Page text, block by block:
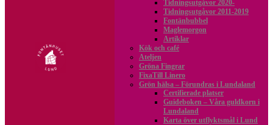
Tidningsutgåvor 2020-
Tidningsutgåvor 2011-2019
Fontänbubbel
Maglemorgon
Artiklar
Kök och café
Ateljen
Gröna Fingrar
FixaTill Linero
Grön hälsa – Förundras i Lundaland
Certifierade platser
Guideboken – Våra guldkorn i
Lundaland
Karta över utflyktsmål i Lund